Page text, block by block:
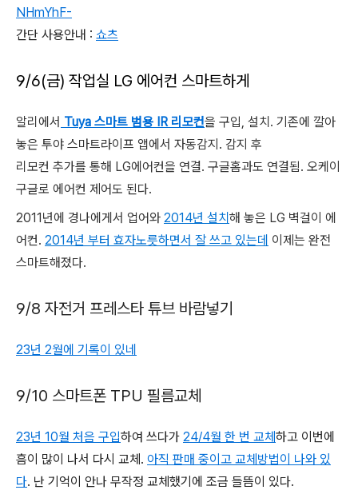
NHmYhF-
간단 사용안내 : 쇼츠
9/6(금) 작업실 LG 에어컨 스마트하게
알리에서 Tuya 스마트 범용 IR 리모컨을 구입, 설치. 기존에 깔아
놓은 투야 스마트라이프 앱에서 자동감지. 감지 후
리모컨 추가를 통해 LG에어컨을 연결. 구글홈과도 연결됨. 오케이
구글로 에어컨 제어도 된다.
2011년에 경나에게서 업어와 2014년 설치해 놓은 LG 벽걸이 에
어컨. 2014년 부터 효자노릇하면서 잘 쓰고 있는데 이제는 완전
스마트해졌다.
9/8 자전거 프레스타 튜브 바람넣기
23년 2월에 기록이 있네
9/10 스마트폰 TPU 필름교체
23년 10월 처음 구입하여 쓰다가 24/4월 한 번 교체하고 이번에
흠이 많이 나서 다시 교체. 아직 판매 중이고 교체방법이 나와 있
다. 난 기억이 안나 무작정 교체했기에 조금 들뜸이 있다.